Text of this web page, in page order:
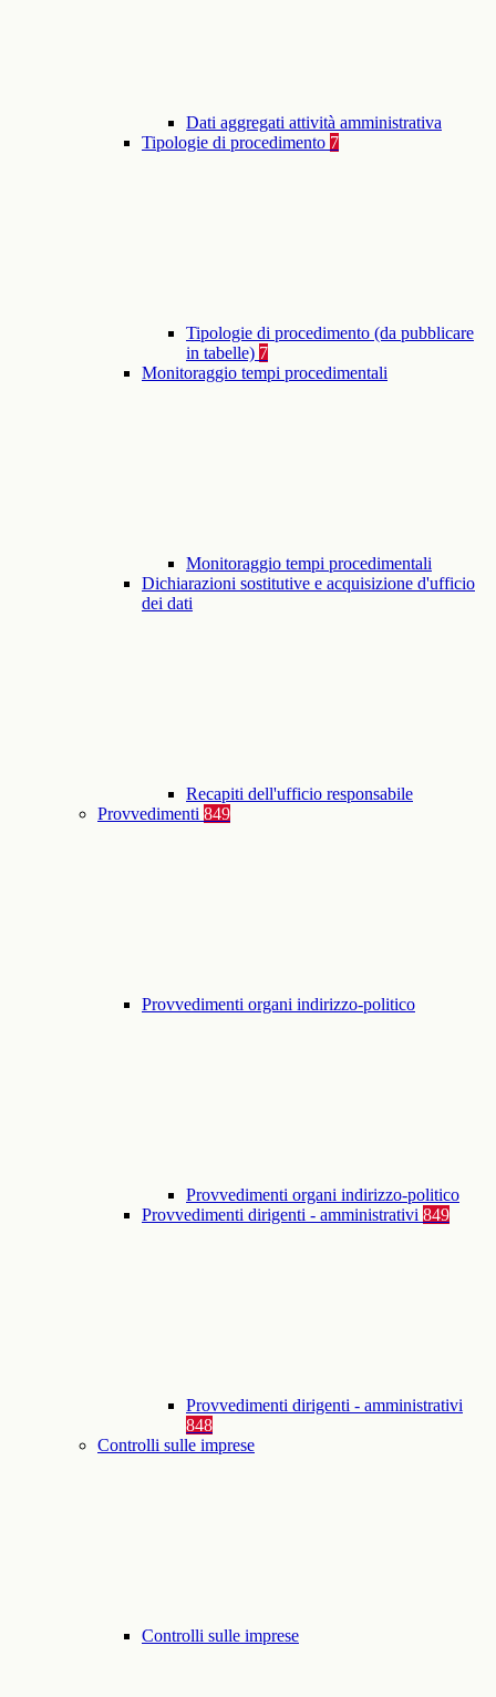
Dati aggregati attività amministrativa
Tipologie di procedimento 7
Tipologie di procedimento (da pubblicare
in tabelle) 7
Monitoraggio tempi procedimentali
Monitoraggio tempi procedimentali
Dichiarazioni sostitutive e acquisizione d'ufficio
dei dati
Recapiti dell'ufficio responsabile
Provvedimenti 849
Provvedimenti organi indirizzo-politico
Provvedimenti organi indirizzo-politico
Provvedimenti dirigenti - amministrativi 849
Provvedimenti dirigenti - amministrativi
848
Controlli sulle imprese
Controlli sulle imprese